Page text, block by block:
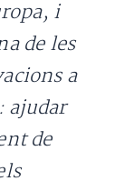
i
de les
a
ajudar
de